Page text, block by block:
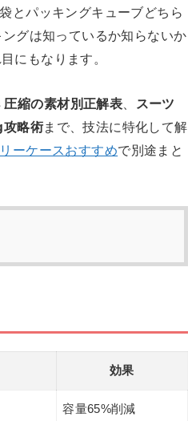
とパッキングキューブどちら
グは知っているか知らないか
にもなります。
縮の素材別正解表
スーツ
略術まで、技法に特化して解
ーケースおすすめで別途まと
効果
容量65%削減